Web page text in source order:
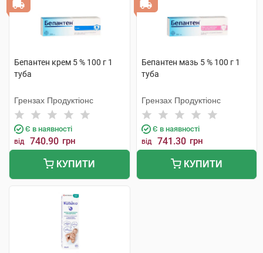
Бепантен крем 5 % 100 г 1
туба
Грензах Продуктіонс
Є в наявності
від 740.90 грн
КУПИТИ
Бепантен мазь 5 % 100 г 1
туба
Грензах Продуктіонс
Є в наявності
від 741.30 грн
КУПИТИ